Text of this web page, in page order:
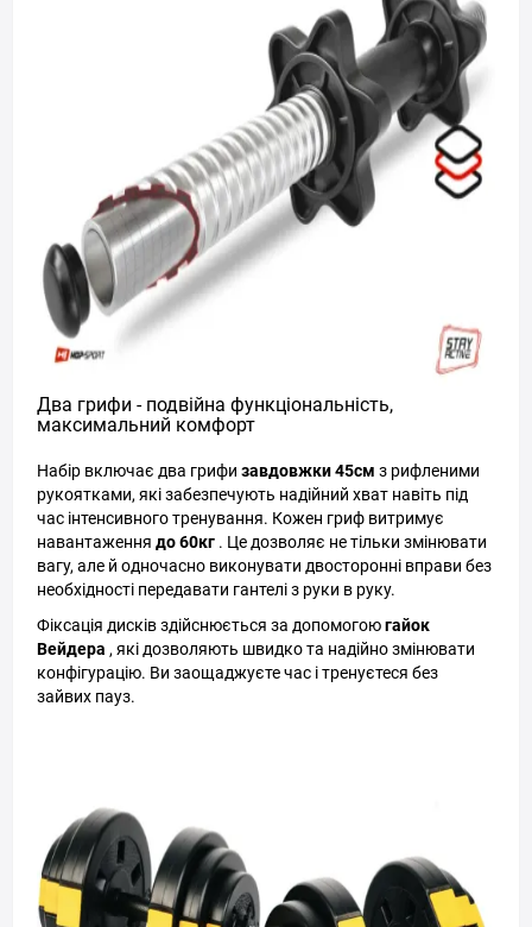
Два грифи - подвійна функціональність,
максимальний комфорт
Набір включає два грифи завдовжки 45см з рифленими
рукоятками, які забезпечують надійний хват навіть під
час інтенсивного тренування. Кожен гриф витримує
навантаження до 60кг . Це дозволяє не тільки змінювати
вагу, але й одночасно виконувати двосторонні вправи без
необхідності передавати гантелі з руки в руку.
Фіксація дисків здійснюється за допомогоюгайок
Вейдера , які дозволяють швидко та надійно змінювати
конфігурацію. Ви заощаджуєте час і тренуєтеся без
зайвих пауз.